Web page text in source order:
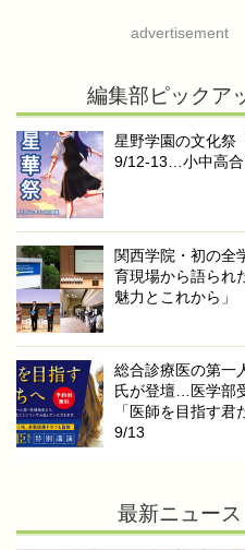
advertisement
編集部ピックア
星野学園の文化祭
9/12-13…小中高合
関西学院・初の全
育現場から語られ
魅力とこれから」
総合診療医の第一
氏が登壇…医学部
「医師を目指す君
9/13
最新ニュース